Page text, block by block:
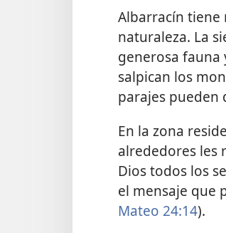
Albarracín tiene
naturaleza. La
generosa fauna
salpican los
parajes pueden
En la zona
alrededores les
Dios todos los
el mensaje que
Mateo 24:14).